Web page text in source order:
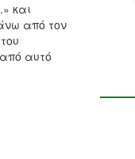
και
από τον
αυτό